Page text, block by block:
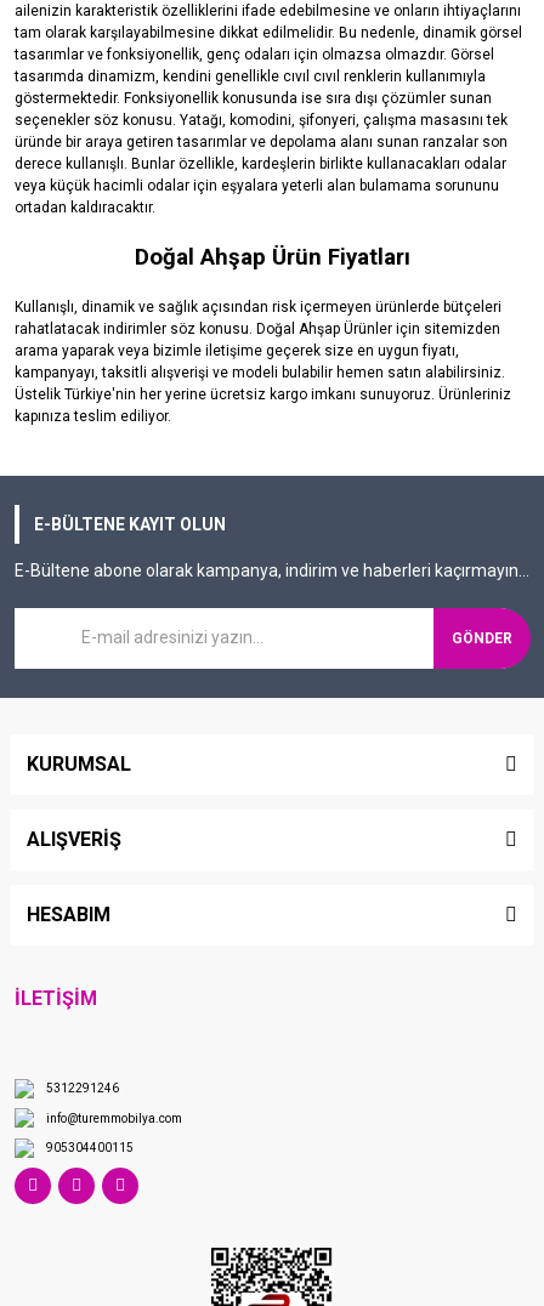
ailenizin karakteristik özelliklerini ifade edebilmesine ve onların ihtiyaçlarını
tam olarak karşılayabilmesine dikkat edilmelidir. Bu nedenle, dinamik görsel
tasarımlar ve fonksiyonellik, genç odaları için olmazsa olmazdır. Görsel
tasarımda dinamizm, kendini genellikle cıvıl cıvıl renklerin kullanımıyla
göstermektedir. Fonksiyonellik konusunda ise sıra dışı çözümler sunan
seçenekler söz konusu. Yatağı, komodini, şifonyeri, çalışma masasını tek
üründe bir araya getiren tasarımlar ve depolama alanı sunan ranzalar son
derece kullanışlı. Bunlar özellikle, kardeşlerin birlikte kullanacakları odalar
veya küçük hacimli odalar için eşyalara yeterli alan bulamama sorununu
ortadan kaldıracaktır.
Doğal Ahşap Ürün Fiyatları
Kullanışlı, dinamik ve sağlık açısından risk içermeyen ürünlerde bütçeleri
rahatlatacak indirimler söz konusu. Doğal Ahşap Ürünler için sitemizden
arama yaparak veya bizimle iletişime geçerek size en uygun fiyatı,
kampanyayı, taksitli alışverişi ve modeli bulabilir hemen satın alabilirsiniz.
Üstelik Türkiye'nin her yerine ücretsiz kargo imkanı sunuyoruz. Ürünleriniz
kapınıza teslim ediliyor.
E-BÜLTENE KAYIT OLUN
E-Bültene abone olarak kampanya, indirim ve haberleri kaçırmayın...
GÖNDER
KURUMSAL
ALIŞVERİŞ
HESABIM
İLETİŞİM
5312291246
info@turemmobilya.com
905304400115